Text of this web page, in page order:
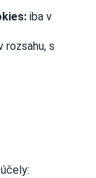
iba v
rozsahu, s